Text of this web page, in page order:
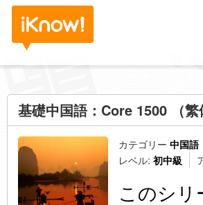
基礎中国語：Core 1500 （繁
カテゴリー 中国語
レベル: 初中級
このシ